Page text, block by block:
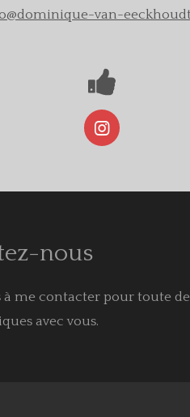
van-
I
n
nous
à me contacter pour toute
avec vous.